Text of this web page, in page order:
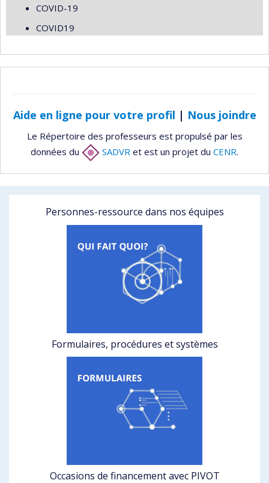
COVID-19
COVID19
Aide en ligne pour votre profil | Nous joindre
Le Répertoire des professeurs est propulsé par les
données du
SADVR et est un projet du CENR.
Personnes-ressource dans nos équipes
Formulaires, procédures et systèmes
Occasions de financement avec PIVOT